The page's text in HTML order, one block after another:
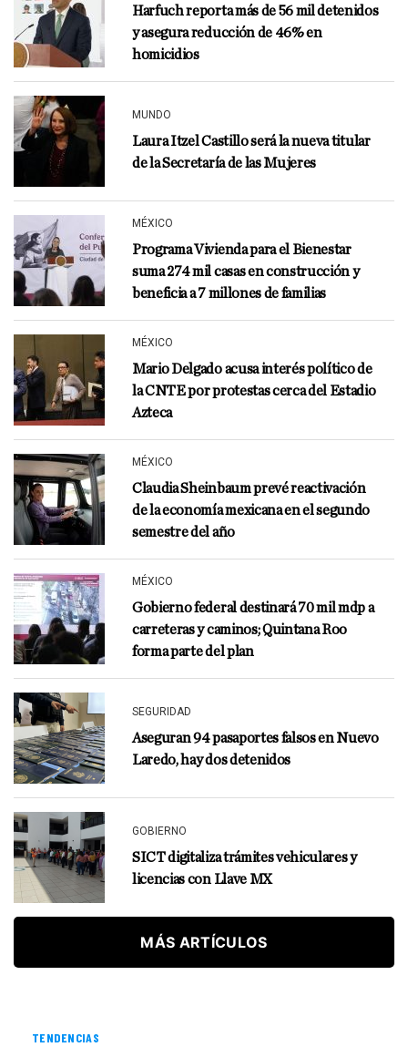
Harfuch reporta más de 56 mil detenidos
y asegura reducción de 46% en
homicidios
MUNDO
Laura Itzel Castillo será la nueva titular
de la Secretaría de las Mujeres
MÉXICO
Programa Vivienda para el Bienestar
suma 274 mil casas en construcción y
beneficia a 7 millones de familias
MÉXICO
Mario Delgado acusa interés político de
la CNTE por protestas cerca del Estadio
Azteca
MÉXICO
Claudia Sheinbaum prevé reactivación
de la economía mexicana en el segundo
semestre del año
MÉXICO
Gobierno federal destinará 70 mil mdp a
carreteras y caminos; Quintana Roo
forma parte del plan
SEGURIDAD
Aseguran 94 pasaportes falsos en Nuevo
Laredo, hay dos detenidos
GOBIERNO
SICT digitaliza trámites vehiculares y
licencias con Llave MX
MÁS ARTÍCULOS
TENDENCIAS